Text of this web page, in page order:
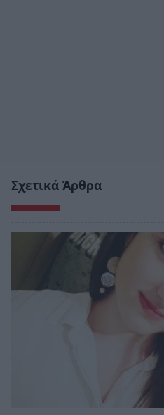
Σχετικά Άρθρα